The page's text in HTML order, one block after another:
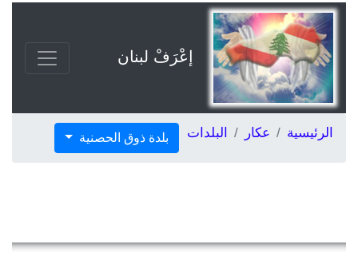
إعْرَفْ لبنان
الرئيسية عكار البلدات بلدة ذوق الحصنية